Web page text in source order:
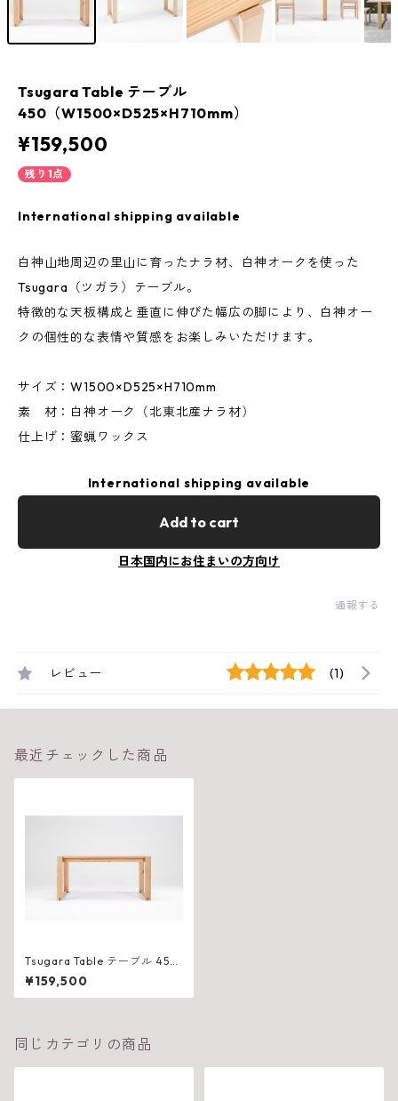
Tsugara Table テーブル
450（W1500×D525×H710mm）
¥159,500
残り1点
International shipping available
白神山地周辺の里山に育ったナラ材、白神オークを使った
Tsugara（ツガラ）テーブル。
特徴的な天板構成と垂直に伸びた幅広の脚により、白神オー
クの個性的な表情や質感をお楽しみいただけます。
サイズ：W1500×D525×H710mm
素 材：白神オーク（北東北産ナラ材）
仕上げ：蜜蝋ワックス
International shipping available
Add to cart
日本国内にお住まいの方向け
通報する
レビュー (1)
最近チェックした商品
Tsugara Table テーブル 450
（W1500×D525×H710mm）
¥159,500
同じカテゴリの商品